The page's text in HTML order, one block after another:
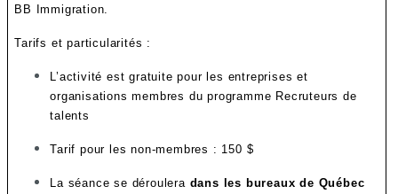
BB Immigration.
Tarifs et particularités :
L’activité est gratuite pour les entreprises et
organisations membres du programme Recruteurs de
talents
Tarif pour les non-membres : 150 $
La séance se déroulera dans les bureaux de Québec